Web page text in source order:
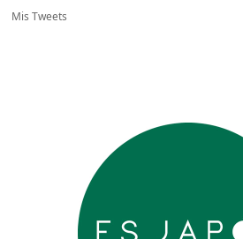
Mis Tweets